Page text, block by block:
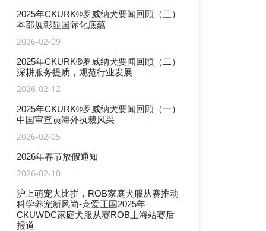
2025年CKURK®罗威纳犬要闻回顾（三）
本部展彰显国际化底蕴
2026-02-09
2025年CKURK®罗威纳犬要闻回顾（二）
深耕服务提质，规范行业发展
2026-02-12
2025年CKURK®罗威纳犬要闻回顾（一）
中国审查员海外执裁风采
2026-02-05
2026年春节放假通知
2026-02-10
沪上萌宠大比拼，ROB家庭犬服从赛推动
科学养宠新风尚-宠爱王国2025年
CKUWDC家庭犬服从赛ROB上海站赛后
报道